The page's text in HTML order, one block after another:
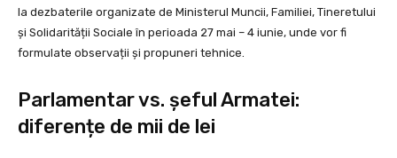
la dezbaterile organizate de Ministerul Muncii, Familiei, Tineretului
și Solidarității Sociale în perioada 27 mai – 4 iunie, unde vor fi
formulate observații și propuneri tehnice.
Parlamentar vs. șeful Armatei:
diferențe de mii de lei